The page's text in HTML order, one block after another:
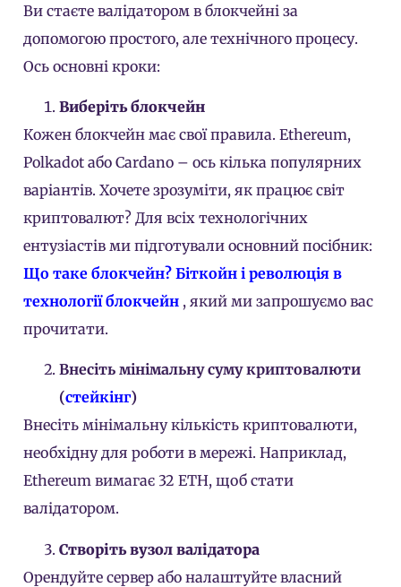
Ви стаєте валідатором в блокчейні за
допомогою простого, але технічного процесу.
Ось основні кроки:
Виберіть блокчейн
Кожен блокчейн має свої правила. Ethereum,
Polkadot або Cardano – ось кілька популярних
варіантів. Хочете зрозуміти, як працює світ
криптовалют? Для всіх технологічних
ентузіастів ми підготували основний посібник:
Що таке блокчейн? Біткойн і революція в
технології блокчейн , який ми запрошуємо вас
прочитати.
Внесіть мінімальну суму криптовалюти
(стейкінг)
Внесіть мінімальну кількість криптовалюти,
необхідну для роботи в мережі. Наприклад,
Ethereum вимагає 32 ETH, щоб стати
валідатором.
Створіть вузол валідатора
Орендуйте сервер або налаштуйте власний